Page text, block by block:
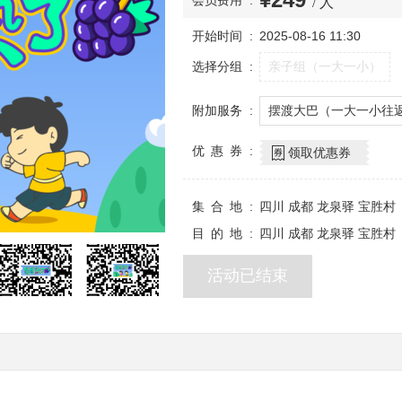
开始时间 2025-08-16 11:30
选择分组 亲子组（一大一小）
附加服务 摆渡大巴（一大一小往
优惠券 领取优惠券
集合地
四川 成都 龙泉驿 宝胜村
目的地
四川 成都 龙泉驿 宝胜村
活动已结束